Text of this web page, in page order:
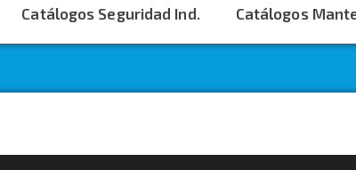
Catálogos Seguridad Ind. Catálogos